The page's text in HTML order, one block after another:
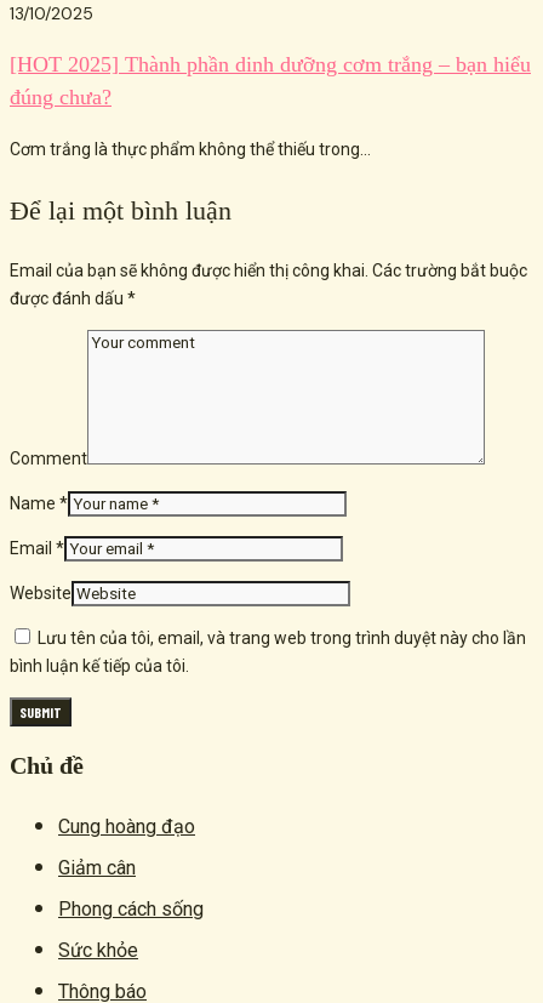
13/10/2025
[HOT 2025] Thành phần dinh dưỡng cơm trắng – bạn hiểu
đúng chưa?
Cơm trắng là thực phẩm không thể thiếu trong...
Để lại một bình luận
Email của bạn sẽ không được hiển thị công khai. Các trường bắt buộc
được đánh dấu *
Comment
Name *
Email *
Website
Lưu tên của tôi, email, và trang web trong trình duyệt này cho lần
bình luận kế tiếp của tôi.
Chủ đề
Cung hoàng đạo
Giảm cân
Phong cách sống
Sức khỏe
Thông báo